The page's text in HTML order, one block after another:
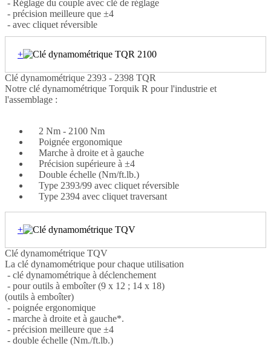
- Réglage du couple avec clé de réglage
- précision meilleure que ±4
- avec cliquet réversible
+
Clé dynamométrique 2393 - 2398 TQR
Notre clé dynamométrique Torquik R pour l'industrie et
l'assemblage :
2 Nm - 2100 Nm
Poignée ergonomique
Marche à droite et à gauche
Précision supérieure à ±4
Double échelle (Nm/ft.lb.)
Type 2393/99 avec cliquet réversible
Type 2394 avec cliquet traversant
+
Clé dynamométrique TQV
La clé dynamométrique pour chaque utilisation
- clé dynamométrique à déclenchement
- pour outils à emboîter (9 x 12 ; 14 x 18)
(outils à emboîter)
- poignée ergonomique
- marche à droite et à gauche*.
- précision meilleure que ±4
- double échelle (Nm./ft.lb.)